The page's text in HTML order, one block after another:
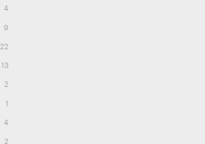
4
9
22
13
2
1
4
2